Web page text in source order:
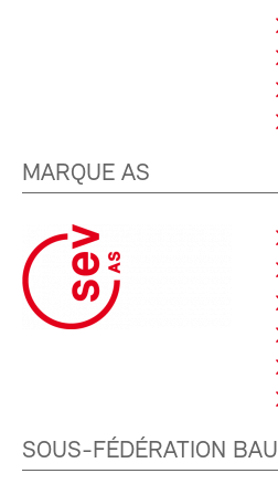
MARQUE AS
SOUS-FÉDÉRATION BAU